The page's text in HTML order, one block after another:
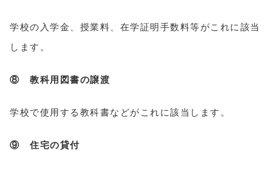
学校の入学金、授業料、在学証明手数料等がこれに該当
します。
⑧ 教科用図書の譲渡
学校で使用する教科書などがこれに該当します。
⑨ 住宅の貸付